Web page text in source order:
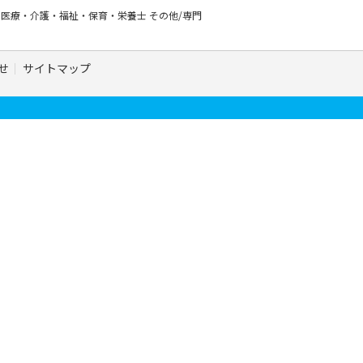
医療・介護・福祉・保育・栄養士 その他/専門
サイトマップ